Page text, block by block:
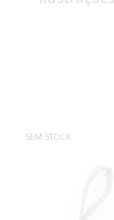
SEM STOCK